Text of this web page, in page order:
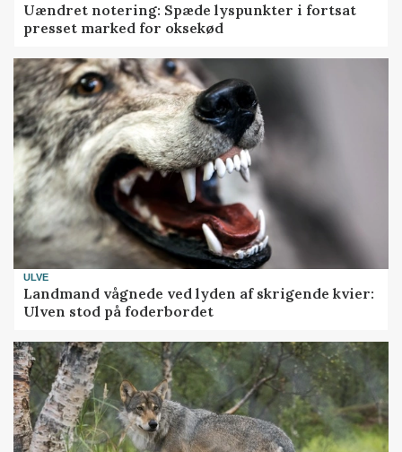
Uændret notering: Spæde lyspunkter i fortsat
presset marked for oksekød
ULVE
Landmand vågnede ved lyden af skrigende kvier:
Ulven stod på foderbordet